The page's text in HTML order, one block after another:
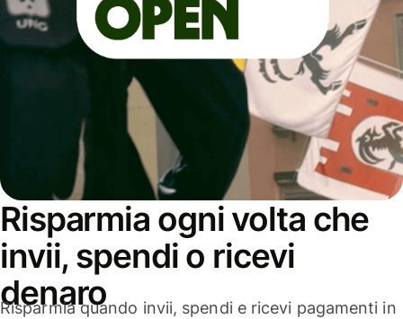
Risparmia ogni volta che
invii, spendi o ricevi
denaro
Risparmia quando invii, spendi e ricevi pagamenti in